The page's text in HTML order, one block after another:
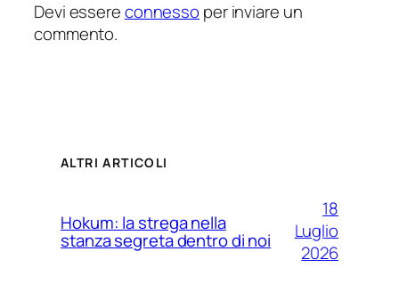
Devi essereconnesso per inviare un
commento.
ALTRI ARTICOLI
Hokum: la strega nella
stanza segreta dentro di noi
18
Luglio
2026